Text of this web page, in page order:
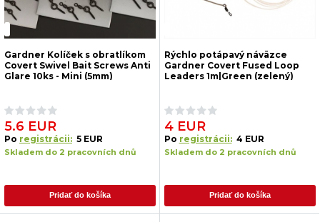
Gardner Kolíček s obratlíkom
Covert Swivel Bait Screws Anti
Glare 10ks - Mini (5mm)
5.6 EUR
Po registrácii: 5 EUR
Skladem do 2 pracovních dnů
Pridať do košíka
Rýchlo potápavý náväzce
Gardner Covert Fused Loop
Leaders 1m|Green (zelený)
4 EUR
Po registrácii: 4 EUR
Skladem do 2 pracovních dnů
Pridať do košíka